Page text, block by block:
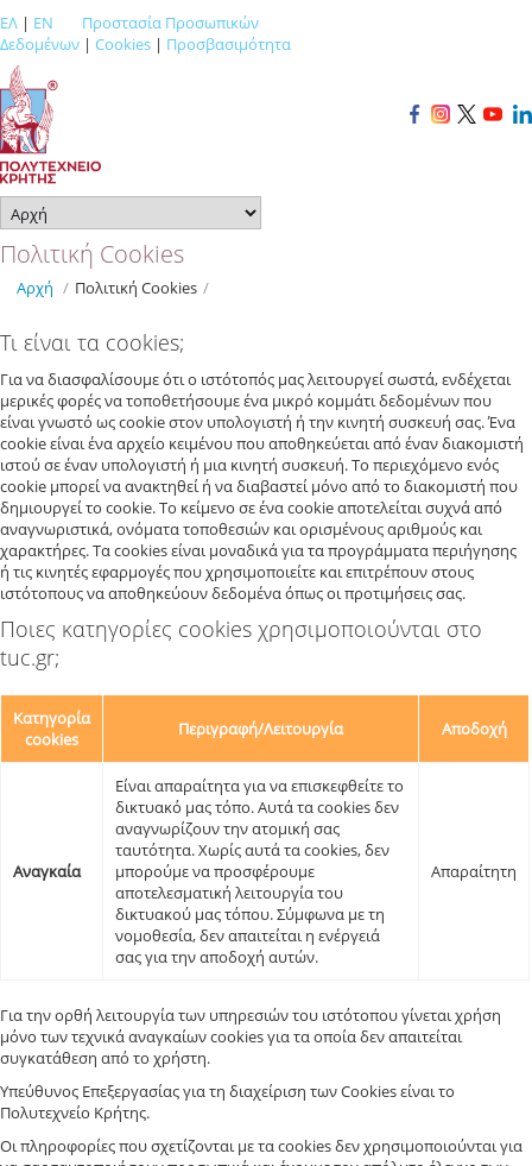
ΕΛ | EN
Προστασία Προσωπικών
Δεδομένων | Cookies | Προσβασιμότητα
Πολιτική Cookies
Αρχή / Πολιτική Cookies /
Τι είναι τα cookies;
Για να διασφαλίσουμε ότι ο ιστότοπός μας λειτουργεί σωστά, ενδέχεται
μερικές φορές να τοποθετήσουμε ένα μικρό κομμάτι δεδομένων που
είναι γνωστό ως cookie στον υπολογιστή ή την κινητή συσκευή σας. Ένα
cookie είναι ένα αρχείο κειμένου που αποθηκεύεται από έναν διακομιστή
ιστού σε έναν υπολογιστή ή μια κινητή συσκευή. Το περιεχόμενο ενός
cookie μπορεί να ανακτηθεί ή να διαβαστεί μόνο από το διακομιστή που
δημιουργεί το cookie. Το κείμενο σε ένα cookie αποτελείται συχνά από
αναγνωριστικά, ονόματα τοποθεσιών και ορισμένους αριθμούς και
χαρακτήρες. Τα cookies είναι μοναδικά για τα προγράμματα περιήγησης
ή τις κινητές εφαρμογές που χρησιμοποιείτε και επιτρέπουν στους
ιστότοπους να αποθηκεύουν δεδομένα όπως οι προτιμήσεις σας.
Ποιες κατηγορίες cookies χρησιμοποιούνται στο
tuc.gr;
Κατηγορία
cookies
Περιγραφή/Λειτουργία Αποδοχή
Αναγκαία
Είναι απαραίτητα για να επισκεφθείτε το
δικτυακό μας τόπο. Αυτά τα cookies δεν
αναγνωρίζουν την ατομική σας
ταυτότητα. Χωρίς αυτά τα cookies, δεν
μπορούμε να προσφέρουμε
αποτελεσματική λειτουργία του
δικτυακού μας τόπου. Σύμφωνα με τη
νομοθεσία, δεν απαιτείται η ενέργειά
σας για την αποδοχή αυτών.
Απαραίτητη
Για την ορθή λειτουργία των υπηρεσιών του ιστότοπου γίνεται χρήση
μόνο των τεχνικά αναγκαίων cookies για τα οποία δεν απαιτείται
συγκατάθεση από το χρήστη.
Υπεύθυνος Επεξεργασίας για τη διαχείριση των Cookies είναι το
Πολυτεχνείο Κρήτης.
Οι πληροφορίες που σχετίζονται με τα cookies δεν χρησιμοποιούνται για